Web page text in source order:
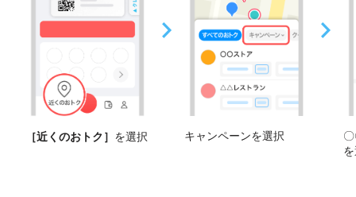
［近くのおトク］ を選択 キャンペーンを選択